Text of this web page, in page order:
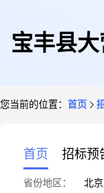
宝丰县
您当前的位置： 首页
首页 招标预
省份地区： 北京